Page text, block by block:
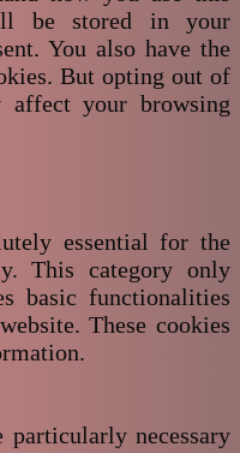
be stored in your
You also have the
But opting out of
affect your browsing
essential for the
This category only
basic functionalities
These cookies
necessary